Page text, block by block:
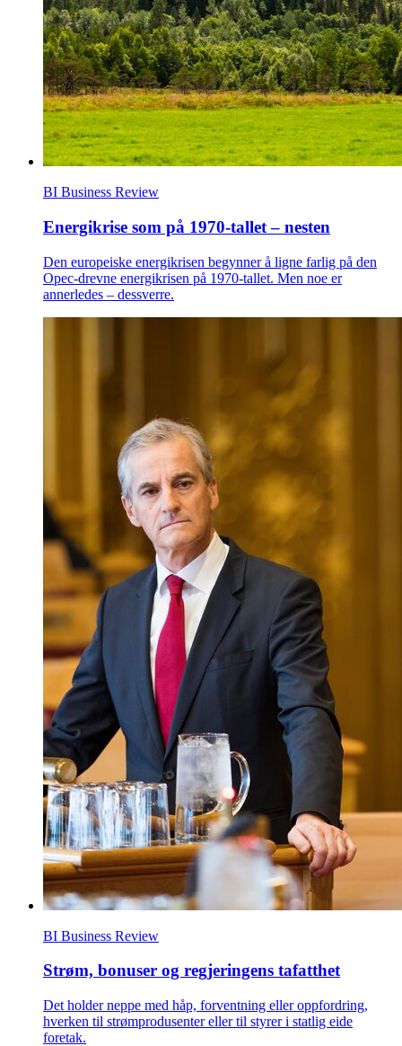
BI Business Review
Energikrise som på 1970-tallet – nesten
Den europeiske energikrisen begynner å ligne farlig på den
Opec-drevne energikrisen på 1970-tallet. Men noe er
annerledes – dessverre.
BI Business Review
Strøm, bonuser og regjeringens tafatthet
Det holder neppe med håp, forventning eller oppfordring,
hverken til strømprodusenter eller til styrer i statlig eide
foretak.